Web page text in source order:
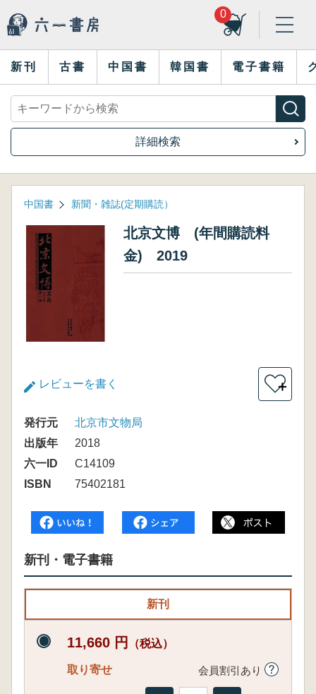
0
新刊 古書 中国書 韓国書 電子書籍
詳細検索
中国書 新聞・雑誌(定期購読）
北京文博 (年間購読料
金) 2019
レビューを書く ＋
発行元
北京市文物局
出版年
2018
六一ID
C14109
ISBN
75402181
新刊・電子書籍
新刊
11,660 円 （税込）
取り寄せ 会員割引あり